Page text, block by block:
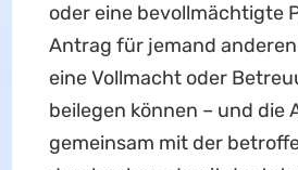
oder eine bevollmächtigte
Antrag für jemand
eine Vollmacht oder
beilegen können – und die
gemeinsam mit der